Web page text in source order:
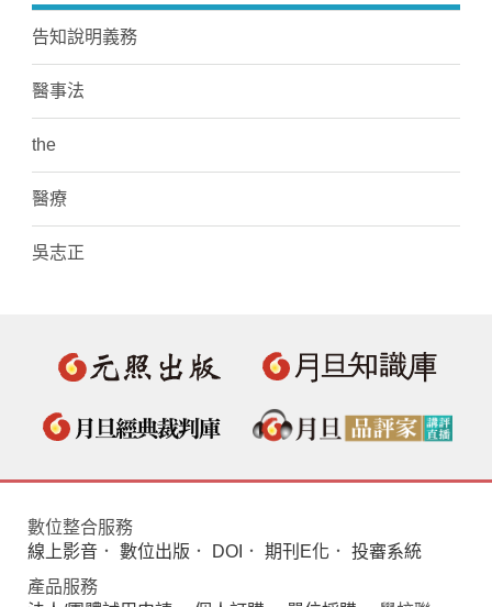
告知說明義務
醫事法
the
醫療
吳志正
數位整合服務
線上影音 ． 數位出版 ． DOI ． 期刊E化 ． 投審系統
產品服務